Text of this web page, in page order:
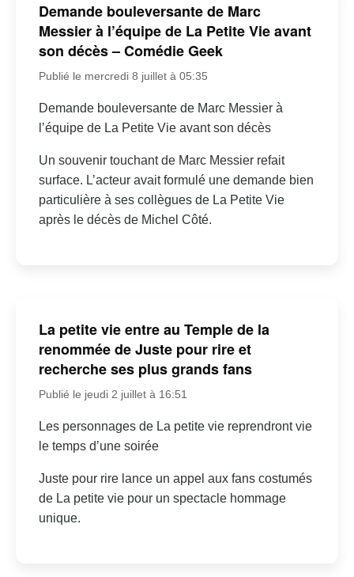
Demande bouleversante de Marc
Messier à l’équipe de La Petite Vie avant
son décès – Comédie Geek
Publié le mercredi 8 juillet à 05:35
Demande bouleversante de Marc Messier à
l’équipe de La Petite Vie avant son décès
Un souvenir touchant de Marc Messier refait
surface. L’acteur avait formulé une demande bien
particulière à ses collègues de La Petite Vie
après le décès de Michel Côté.
La petite vie entre au Temple de la
renommée de Juste pour rire et
recherche ses plus grands fans
Publié le jeudi 2 juillet à 16:51
Les personnages de La petite vie reprendront vie
le temps d’une soirée
Juste pour rire lance un appel aux fans costumés
de La petite vie pour un spectacle hommage
unique.